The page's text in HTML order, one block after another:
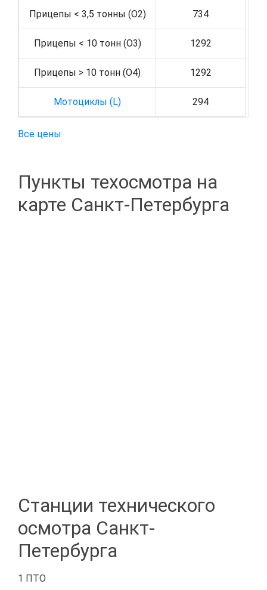
Прицепы < 3,5 тонны (O2) 734
Прицепы < 10 тонн (O3) 1292
Прицепы > 10 тонн (O4) 1292
Мотоциклы (L) 294
Все цены
Пункты техосмотра на
карте Санкт-Петербурга
Станции технического
осмотра Санкт-
Петербурга
1 ПТО